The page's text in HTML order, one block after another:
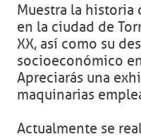
Muestra la
en la ciudad de
XX, así como su
socioeconómico
Apreciarás una
maquinarias
Actualmente se